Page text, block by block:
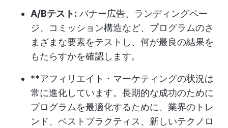
A/Bテスト: バナー広告、ランディングペー
ジ、コミッション構造など、プログラムのさ
まざまな要素をテストし、何が最良の結果を
もたらすかを確認します。
**アフィリエイト・マーケティングの状況は
常に進化しています。長期的な成功のために
プログラムを最適化するために、業界のトレ
ンド、ベストプラクティス、新しいテクノロ